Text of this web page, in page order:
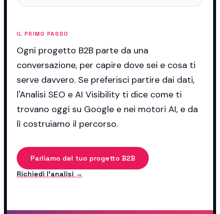
IL PRIMO PASSO
Ogni progetto B2B parte da una
conversazione, per capire dove sei e cosa ti
serve davvero. Se preferisci partire dai dati,
l'Analisi SEO e AI Visibility ti dice come ti
trovano oggi su Google e nei motori AI, e da
lì costruiamo il percorso.
Parliamo del tuo progetto B2B
Richiedi l'analisi →